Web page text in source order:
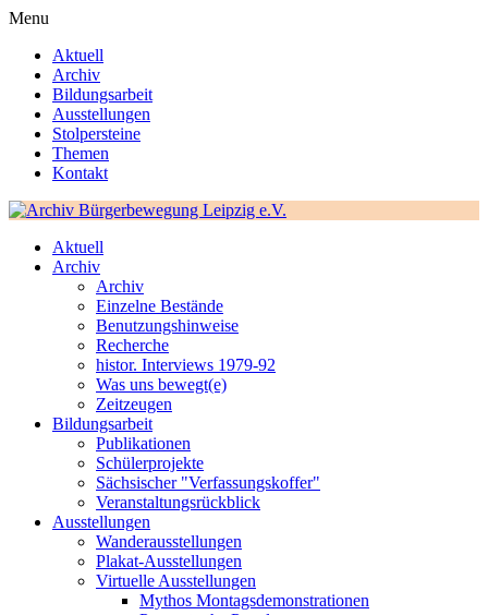
Menu
Aktuell
Archiv
Bildungsarbeit
Ausstellungen
Stolpersteine
Themen
Kontakt
Aktuell
Archiv
Archiv
Einzelne Bestände
Benutzungshinweise
Recherche
histor. Interviews 1979-92
Was uns bewegt(e)
Zeitzeugen
Bildungsarbeit
Publikationen
Schülerprojekte
Sächsischer "Verfassungskoffer"
Veranstaltungsrückblick
Ausstellungen
Wanderausstellungen
Plakat-Ausstellungen
Virtuelle Ausstellungen
Mythos Montagsdemonstrationen